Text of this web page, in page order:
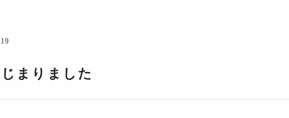
まりました